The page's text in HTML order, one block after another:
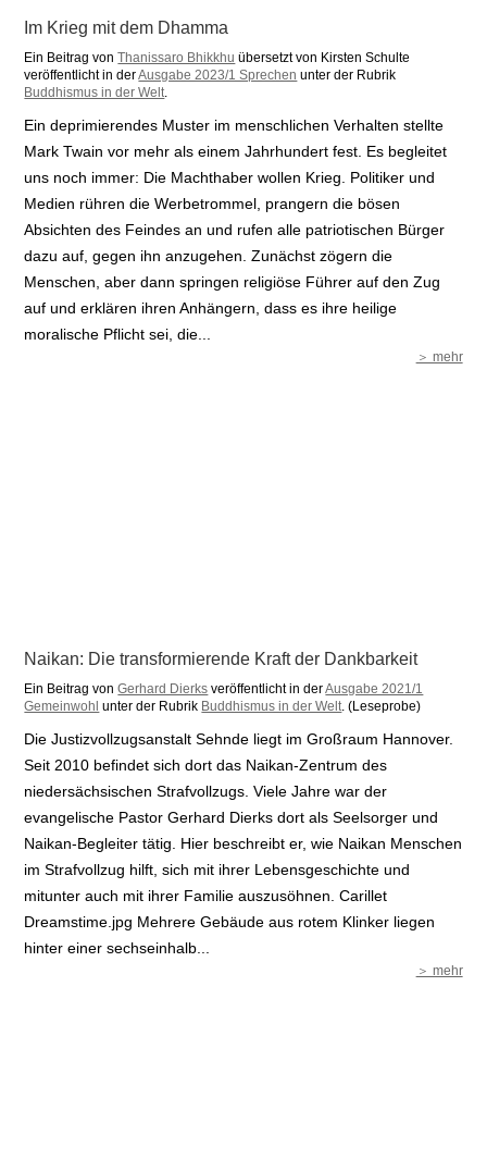
Im Krieg mit dem Dhamma
Ein Beitrag vonThanissaro Bhikkhu übersetzt von Kirsten Schulte
veröffentlicht in derAusgabe 2023/1 Sprechen unter der Rubrik
Buddhismus in der Welt.
Ein deprimierendes Muster im menschlichen Verhalten stellte
Mark Twain vor mehr als einem Jahrhundert fest. Es begleitet
uns noch immer: Die Machthaber wollen Krieg. Politiker und
Medien rühren die Werbetrommel, prangern die bösen
Absichten des Feindes an und rufen alle patriotischen Bürger
dazu auf, gegen ihn anzugehen. Zunächst zögern die
Menschen, aber dann springen religiöse Führer auf den Zug
auf und erklären ihren Anhängern, dass es ihre heilige
moralische Pflicht sei, die...
＞ mehr
Naikan: Die transformierende Kraft der Dankbarkeit
Ein Beitrag vonGerhard Dierks veröffentlicht in derAusgabe 2021/1
Gemeinwohl unter der Rubrik Buddhismus in der Welt. (Leseprobe)
Die Justizvollzugsanstalt Sehnde liegt im Großraum Hannover.
Seit 2010 befindet sich dort das Naikan-Zentrum des
niedersächsischen Strafvollzugs. Viele Jahre war der
evangelische Pastor Gerhard Dierks dort als Seelsorger und
Naikan-Begleiter tätig. Hier beschreibt er, wie Naikan Menschen
im Strafvollzug hilft, sich mit ihrer Lebensgeschichte und
mitunter auch mit ihrer Familie auszusöhnen. Carillet
Dreamstime.jpg Mehrere Gebäude aus rotem Klinker liegen
hinter einer sechseinhalb...
＞ mehr